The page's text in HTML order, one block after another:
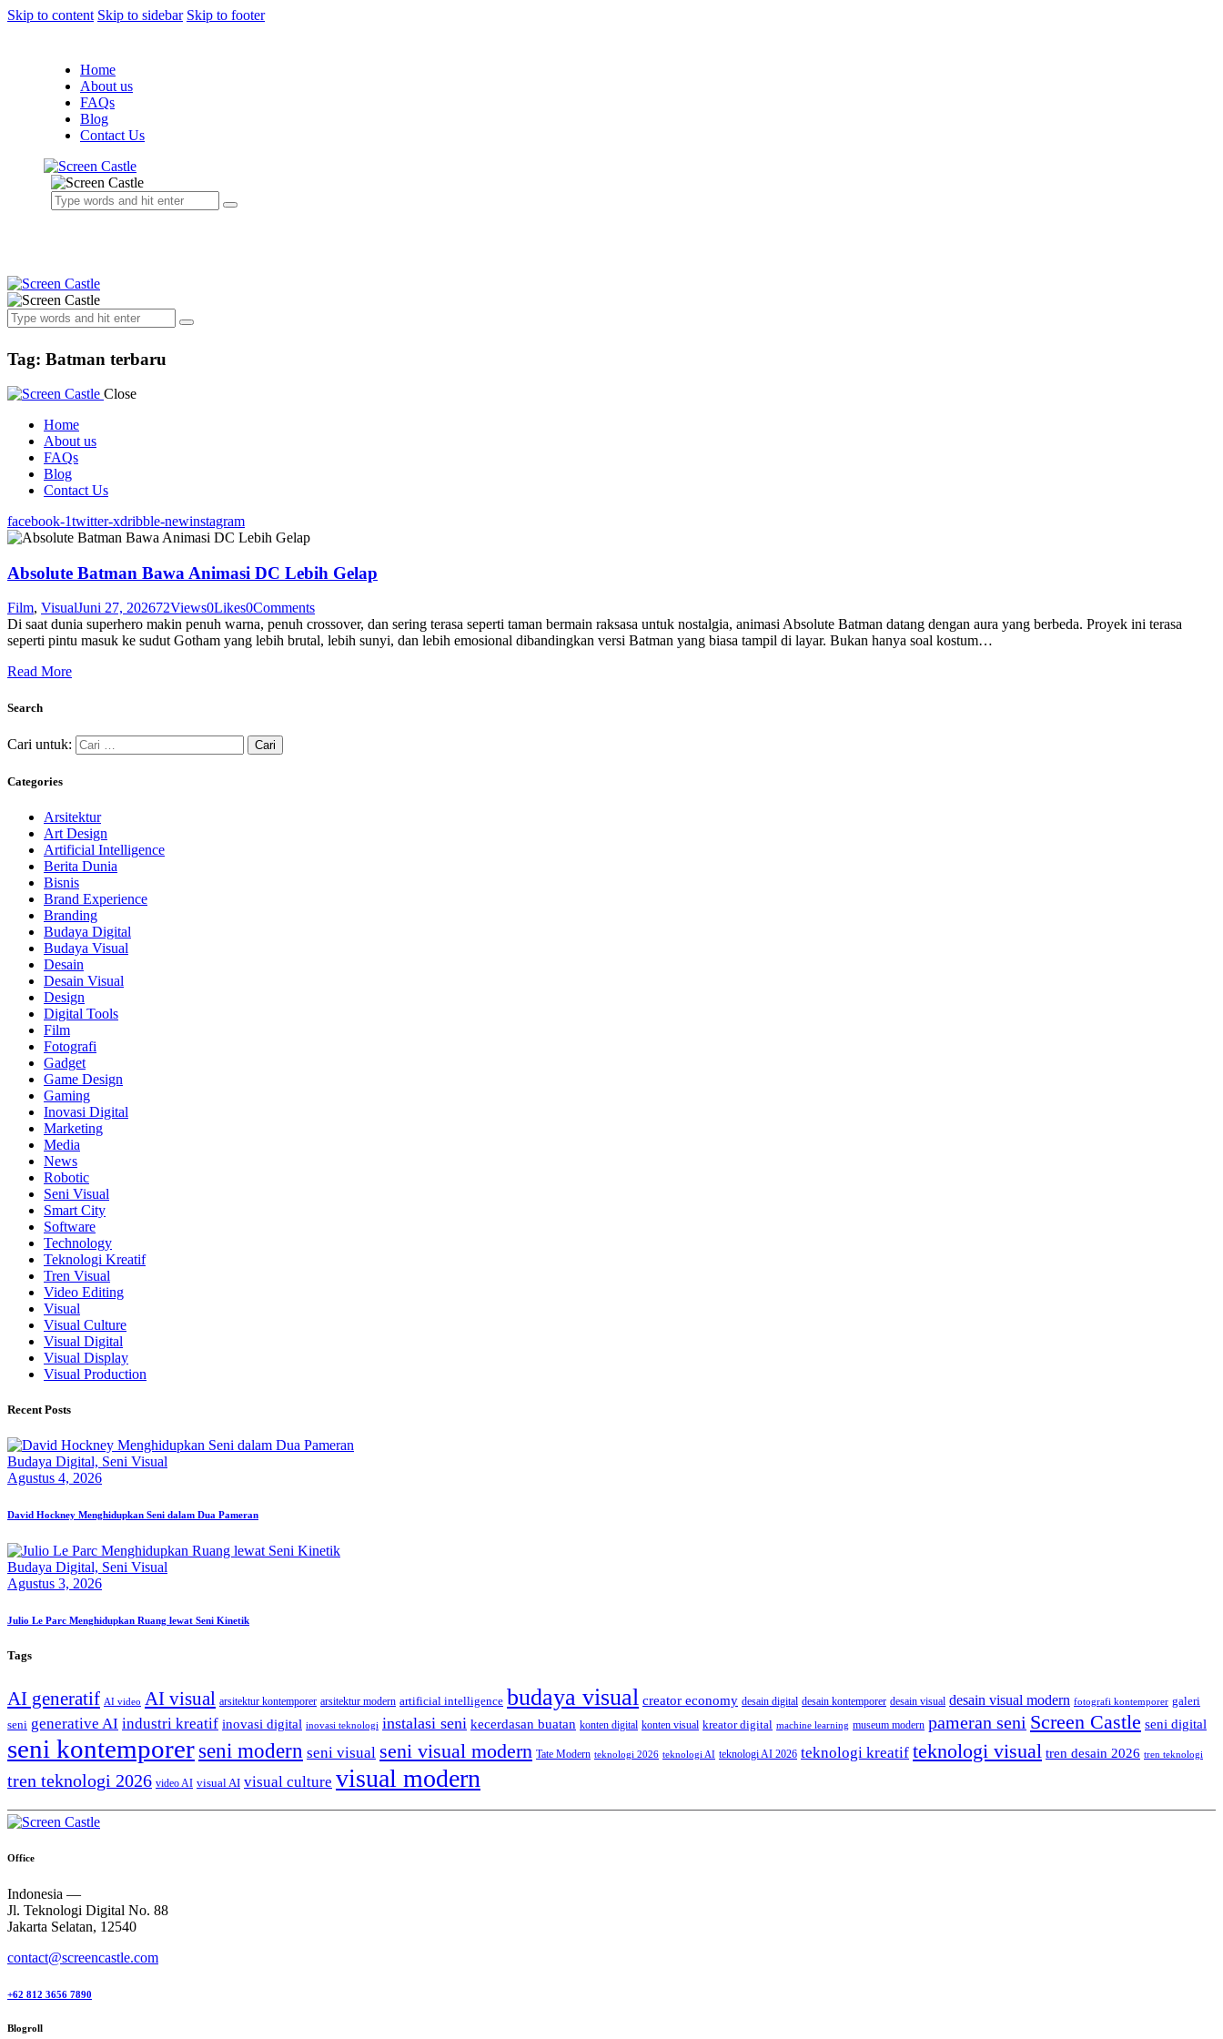
Skip to content Skip to sidebar Skip to footer
Home
About us
FAQs
Blog
Contact Us
Tag: Batman terbaru
Close
Home
About us
FAQs
Blog
Contact Us
facebook-1twitter-xdribble-newinstagram
Absolute Batman Bawa Animasi DC Lebih Gelap
Film, VisualJuni 27, 202672Views0Likes0Comments
Di saat dunia superhero makin penuh warna, penuh crossover, dan sering terasa seperti taman bermain raksasa untuk nostalgia, animasi Absolute Batman datang dengan aura yang berbeda. Proyek ini terasa
seperti pintu masuk ke sudut Gotham yang lebih brutal, lebih sunyi, dan lebih emosional dibandingkan versi Batman yang biasa tampil di layar. Bukan hanya soal kostum…
Read More
Search
Cari untuk:
Categories
Arsitektur
Art Design
Artificial Intelligence
Berita Dunia
Bisnis
Brand Experience
Branding
Budaya Digital
Budaya Visual
Desain
Desain Visual
Design
Digital Tools
Film
Fotografi
Gadget
Game Design
Gaming
Inovasi Digital
Marketing
Media
News
Robotic
Seni Visual
Smart City
Software
Technology
Teknologi Kreatif
Tren Visual
Video Editing
Visual
Visual Culture
Visual Digital
Visual Display
Visual Production
Recent Posts
Budaya Digital, Seni Visual
Agustus 4, 2026
David Hockney Menghidupkan Seni dalam Dua Pameran
Budaya Digital, Seni Visual
Agustus 3, 2026
Julio Le Parc Menghidupkan Ruang lewat Seni Kinetik
Tags
AI generatif AI video AI visual arsitektur kontemporer arsitektur modern artificial intelligence budaya visual creator economy desain digital desain kontemporer desain visual desain visual modern fotografi kontemporer galeri
seni generative AI industri kreatif inovasi digital inovasi teknologi instalasi seni kecerdasan buatan konten digital konten visual kreator digital machine learning museum modern pameran seni Screen Castle seni digital
seni kontemporer seni modern seni visual seni visual modern Tate Modern teknologi 2026 teknologi AI teknologi AI 2026 teknologi kreatif teknologi visual tren desain 2026 tren teknologi
tren teknologi 2026 video AI visual AI visual culture visual modern
Office
Indonesia —
Jl. Teknologi Digital No. 88
Jakarta Selatan, 12540
contact@screencastle.com
+62 812 3656 7890
Blogroll